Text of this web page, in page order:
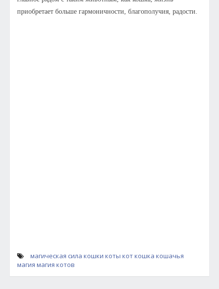
приобретает больше гармоничности, благополучия, радости.
магическая сила кошки коты коткошка кошачья
магия магия котов